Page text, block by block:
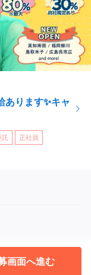
あります✨キャ
託 正社員
画面へ進む